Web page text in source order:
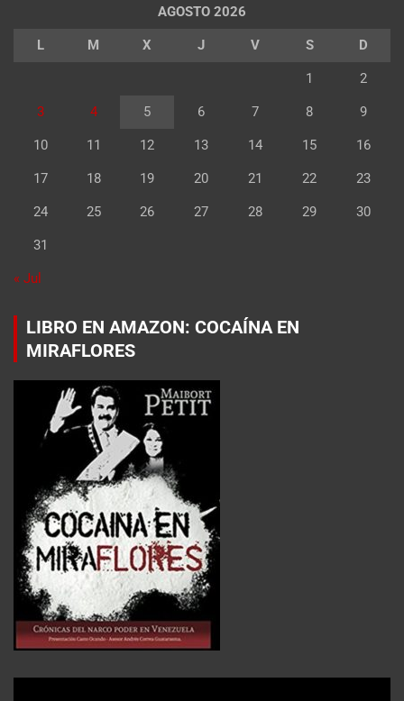
AGOSTO 2026
L M X J V S D
1 2
3 4 5 6 7 8 9
10 11 12 13 14 15 16
17 18 19 20 21 22 23
24 25 26 27 28 29 30
31
« Jul
LIBRO EN AMAZON: COCAÍNA EN
MIRAFLORES